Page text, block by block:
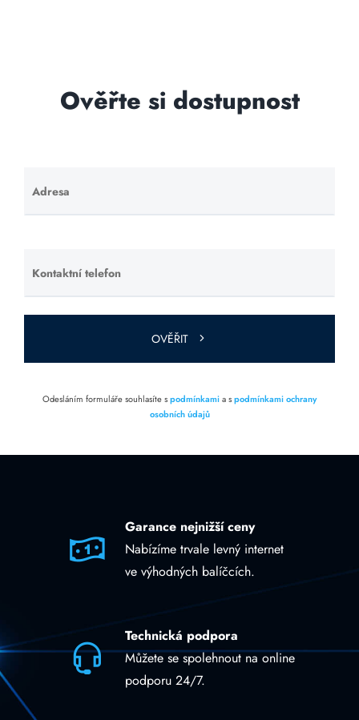
Ověřte si dostupnost
Adresa
Ponechte
toto pole
Kontaktní telefon
Ponechte
toto pole
prázdné.
OVĚŘIT
Odesláním formuláře souhlasíte spodmínkamia spodmínkami ochrany
osobních údajů
Garance nejnižší ceny
Nabízíme trvale levný internet
ve výhodných balíčcích.
Technická podpora
Můžete se spolehnout na online
podporu 24/7.